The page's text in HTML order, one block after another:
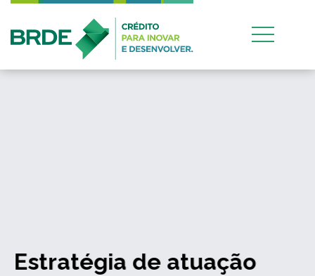
Estratégia de atuação